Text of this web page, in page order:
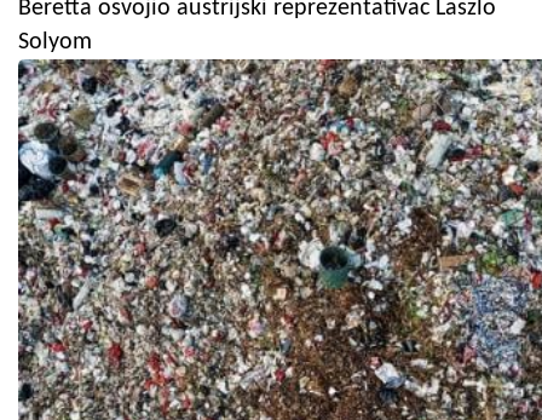
Beretta osvojio austrijski reprezentativac Laszlo
Solyom